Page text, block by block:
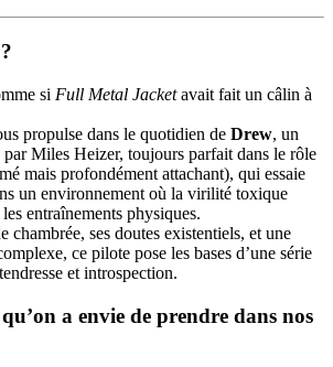
si Full Metal Jacketavait fait un câlin à
propulse dans le quotidien de Drew, un
Miles Heizer, toujours parfait dans le rôle
mais profondément attachant), qui essaie
un environnement où la virilité toxique
entraînements physiques.
chambrée, ses doutes existentiels, et une
ce pilote pose les bases d’une série
et introspection.
a envie de prendre dans nos